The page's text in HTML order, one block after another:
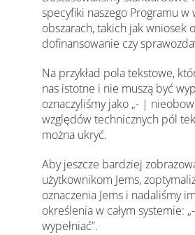
specyfiki naszego Programu w
obszarach, takich jak wniosek o
dofinansowanie czy
Na przykład pola tekstowe,
nas istotne i nie muszą być
oznaczyliśmy jako „- |
względów technicznych pól
można ukryć.
Aby jeszcze bardziej
użytkownikom Jems,
oznaczenia Jems i nadaliśmy
określenia w całym systemie:
wypełniać”.